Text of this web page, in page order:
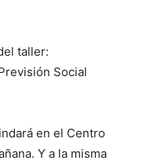
taller:
Social
en el Centro
Y a la misma